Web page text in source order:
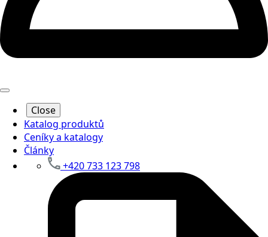
Close
Katalog produktů
Ceníky a katalogy
Články
+420 733 123 798